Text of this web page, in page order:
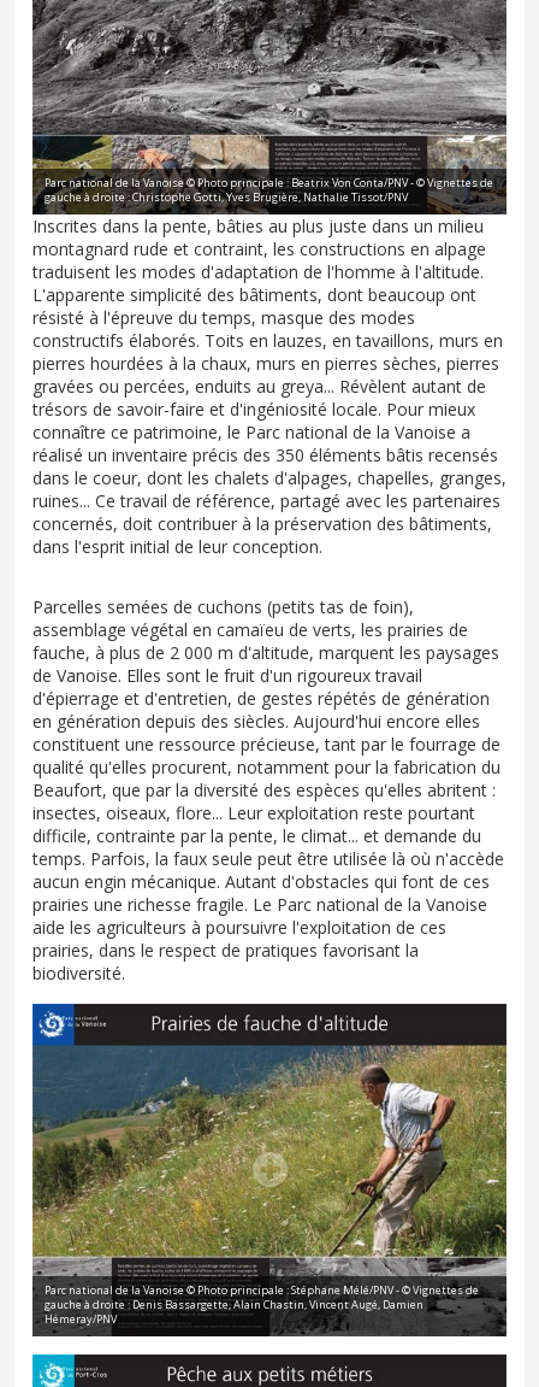
Parc national de la Vanoise © Photo principale : Beatrix Von Conta/PNV - © Vignettes de
gauche à droite : Christophe Gotti, Yves Brugière, Nathalie Tissot/PNV
Inscrites dans la pente, bâties au plus juste dans un milieu
montagnard rude et contraint, les constructions en alpage
traduisent les modes d'adaptation de l'homme à l'altitude.
L'apparente simplicité des bâtiments, dont beaucoup ont
résisté à l'épreuve du temps, masque des modes
constructifs élaborés. Toits en lauzes, en tavaillons, murs en
pierres hourdées à la chaux, murs en pierres sèches, pierres
gravées ou percées, enduits au greya... Révèlent autant de
trésors de savoir-faire et d'ingéniosité locale. Pour mieux
connaître ce patrimoine, le Parc national de la Vanoise a
réalisé un inventaire précis des 350 éléments bâtis recensés
dans le coeur, dont les chalets d'alpages, chapelles, granges,
ruines... Ce travail de référence, partagé avec les partenaires
concernés, doit contribuer à la préservation des bâtiments,
dans l'esprit initial de leur conception.
Parcelles semées de cuchons (petits tas de foin),
assemblage végétal en camaïeu de verts, les prairies de
fauche, à plus de 2 000 m d'altitude, marquent les paysages
de Vanoise. Elles sont le fruit d'un rigoureux travail
d'épierrage et d'entretien, de gestes répétés de génération
en génération depuis des siècles. Aujourd'hui encore elles
constituent une ressource précieuse, tant par le fourrage de
qualité qu'elles procurent, notamment pour la fabrication du
Beaufort, que par la diversité des espèces qu'elles abritent :
insectes, oiseaux, flore... Leur exploitation reste pourtant
difficile, contrainte par la pente, le climat... et demande du
temps. Parfois, la faux seule peut être utilisée là où n'accède
aucun engin mécanique. Autant d'obstacles qui font de ces
prairies une richesse fragile. Le Parc national de la Vanoise
aide les agriculteurs à poursuivre l'exploitation de ces
prairies, dans le respect de pratiques favorisant la
biodiversité.
Parc national de la Vanoise © Photo principale : Stéphane Mélé/PNV - © Vignettes de
gauche à droite : Denis Bassargette, Alain Chastin, Vincent Augé, Damien
Hémeray/PNV